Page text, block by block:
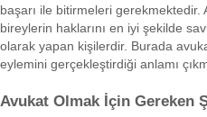
başarı ile bitirmeleri gerekmektedir.
bireylerin haklarını en iyi şekilde
olarak yapan kişilerdir. Burada
eylemini gerçekleştirdiği anlamı
Avukat Olmak İçin Gereken